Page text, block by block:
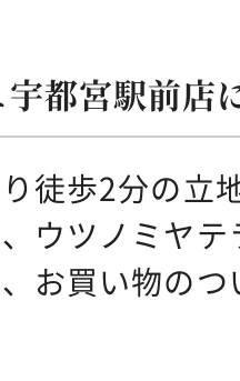
都宮駅前店
徒歩2分の立
ウツノミヤ
お買い物の